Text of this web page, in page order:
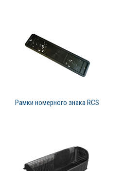
Рамки номерного знака RCS